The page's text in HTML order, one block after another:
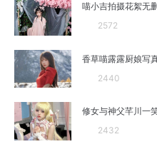
喵小吉拍摄花絮无
2572
香草喵露露厨娘写
2440
修女与神父芊川一
2432